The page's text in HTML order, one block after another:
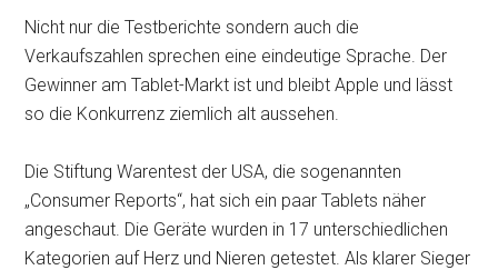
Nicht nur die Testberichte sondern auch die
Verkaufszahlen sprechen eine eindeutige Sprache. Der
Gewinner am Tablet-Markt ist und bleibt Apple und lässt
so die Konkurrenz ziemlich alt aussehen.
Die Stiftung Warentest der USA, die sogenannten
„Consumer Reports“, hat sich ein paar Tablets näher
angeschaut. Die Geräte wurden in 17 unterschiedlichen
Kategorien auf Herz und Nieren getestet. Als klarer Sieger